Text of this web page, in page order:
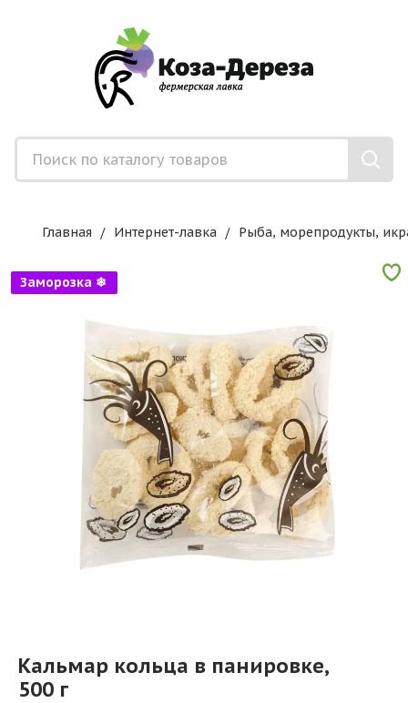
Главная Интернет-лавка Рыба, морепродукты,
Заморозка ❄
Кальмар кольца в панировке,
500 г